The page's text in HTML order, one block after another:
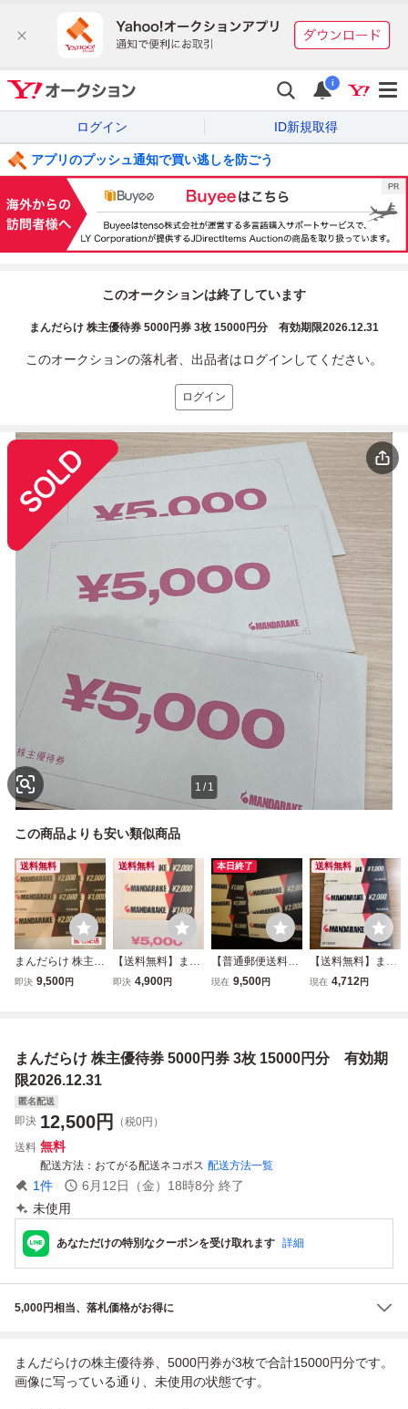
i
ログイン ID新規取得
アプリのプッシュ通知で買い逃しを防ごう
このオークションは終了しています
まんだらけ 株主優待券 5000円券 3枚 15000円分 有効期限2026.12.31
このオークションの落札者、出品者はログインしてください。
ログイン
1 / 1
この商品よりも安い類似商品
送料無料
まんだらけ 株主優
待券 10,000円分
即決 9,500円
送料無料
【送料無料】まん
だらけ 株主優待券
即決 4,900円
本日終了
【普通郵便送料無
料】まんだらけ
現在 9,500円
送料無料
【送料無料】まん
だらけ 株主優待
現在 4,712円
まんだらけ 株主優待券 5000円券 3枚 15000円分 有効期
限2026.12.31
匿名配送
即決 12,500円
（税0円）
送料 無料
配送方法 おてがる配送ネコポス 配送方法一覧
1件 6月12日（金）18時8分 終了
未使用
あなただけの特別なクーポンを受け取れます 詳細
5,000円相当、落札価格がお得に
まんだらけの株主優待券、5000円券が3枚で合計15000円分です。
画像に写っている通り、未使用の状態です。